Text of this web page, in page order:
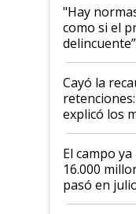
"Hay
como si el
al
habló del
Cayó la
explicó los
El campo
16.000
pasó en